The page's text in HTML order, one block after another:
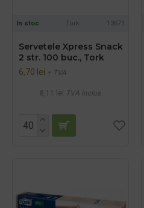
In stoc Tork 13671
Servetele Xpress Snack
2 str. 100 buc., Tork
6,70 lei + TVA
8,11 lei TVA inclus